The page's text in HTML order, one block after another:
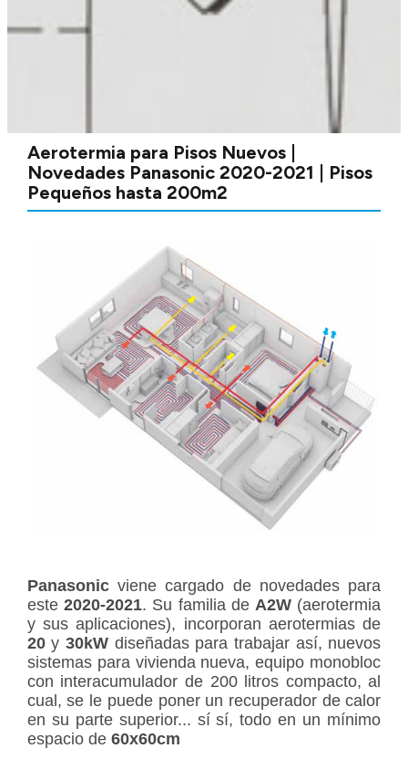
Aerotermia para Pisos Nuevos |
Novedades Panasonic 2020-2021 | Pisos
Pequeños hasta 200m2
Panasonic viene cargado de novedades para
este 2020-2021. Su familia de A2W (aerotermia
y sus aplicaciones), incorporan aerotermias de
20y 30kW diseñadas para trabajar así, nuevos
sistemas para vivienda nueva, equipo monobloc
con interacumulador de 200 litros compacto, al
cual, se le puede poner un recuperador de calor
en su parte superior... sí sí, todo en un mínimo
espacio de 60x60cm